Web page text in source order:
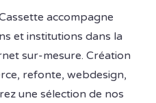
accompagne
et institutions dans la
sur-mesure. Création
refonte, webdesign,
une sélection de nos